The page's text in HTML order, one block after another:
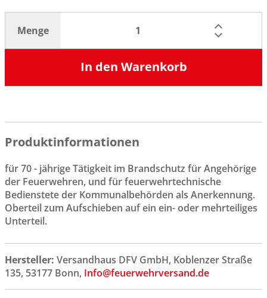
Menge
In den Warenkorb
Produktinformationen
für 70 - jährige Tätigkeit im Brandschutz für Angehörige
der Feuerwehren, und für feuerwehrtechnische
Bedienstete der Kommunalbehörden als Anerkennung.
Oberteil zum Aufschieben auf ein ein- oder mehrteiliges
Unterteil.
Hersteller: Versandhaus DFV GmbH, Koblenzer Straße
135, 53177 Bonn, Info@feuerwehrversand.de